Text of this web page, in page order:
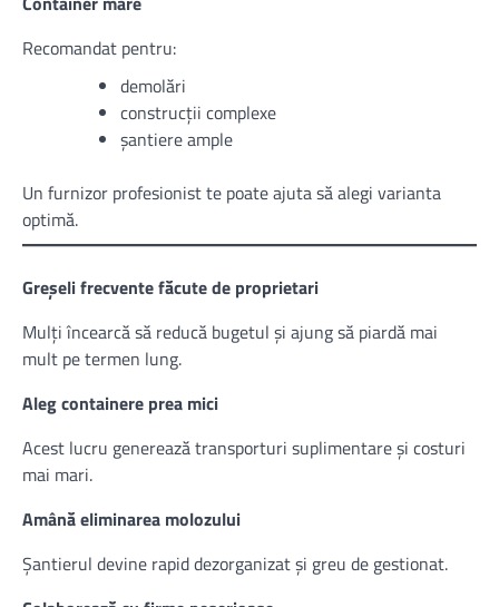
Recomandat pentru:
demolări
construcții complexe
șantiere ample
Un furnizor profesionist te poate ajuta să alegi varianta
optimă.
Greșeli frecvente făcute de proprietari
Mulți încearcă să reducă bugetul și ajung să piardă mai
mult pe termen lung.
Aleg containere prea mici
Acest lucru generează transporturi suplimentare și costuri
mai mari.
Amână eliminarea molozului
Șantierul devine rapid dezorganizat și greu de gestionat.